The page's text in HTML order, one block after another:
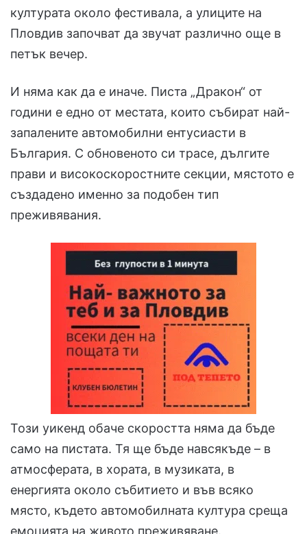
културата около фестивала, а улиците на
Пловдив започват да звучат различно още в
петък вечер.
И няма как да е иначе. Писта „Дракон“ от
години е едно от местата, които събират най-
запалените автомобилни ентусиасти в
България. С обновеното си трасе, дългите
прави и високоскоростните секции, мястото е
създадено именно за подобен тип
преживявания.
Този уикенд обаче скоростта няма да бъде
само на пистата. Тя ще бъде навсякъде – в
атмосферата, в хората, в музиката, в
енергията около събитието и във всяко
място, където автомобилната култура среща
емоцията на живото преживяване.